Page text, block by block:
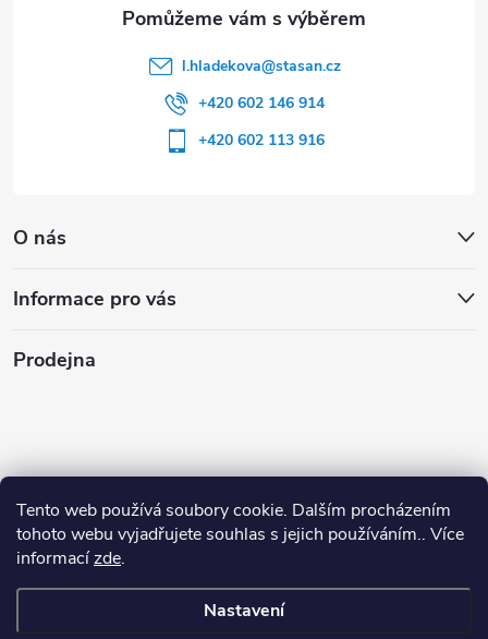
Tento web používá soubory cookie. Dalším procházením
tohoto webu vyjadřujete souhlas s jejich používáním.. Více
informacízde.
Nastavení
O nás
Informace pro vás
l.hladekova@stasan.cz
+420 602 146 914
+420 602 113 916
Prodejna